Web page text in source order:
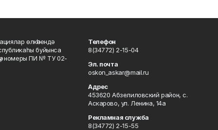
өлкәһендә
буйынса
номеры ПИ № ТУ 02-
Телефон
8(34772) 2-15-04
Эл. почта
oskon_askar@mail.ru
Адрес
453620 Абзелиловский район, с.
Аскарово, ул. Ленина, 14а
Рекламная служба
8(34772) 2-15-55